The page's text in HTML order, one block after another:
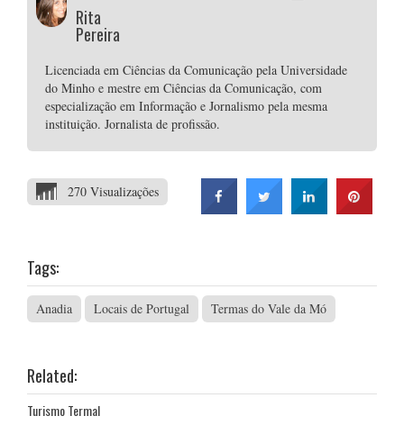
Rita
Pereira
Licenciada em Ciências da Comunicação pela Universidade
do Minho e mestre em Ciências da Comunicação, com
especialização em Informação e Jornalismo pela mesma
instituição. Jornalista de profissão.
270 Visualizações
Tags:
Anadia Locais de Portugal Termas do Vale da Mó
Related:
Turismo Termal